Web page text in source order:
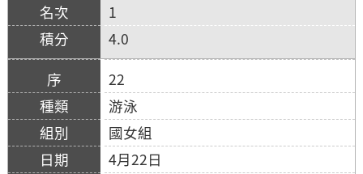
1
4.0
22
游泳
國女組
4月22日